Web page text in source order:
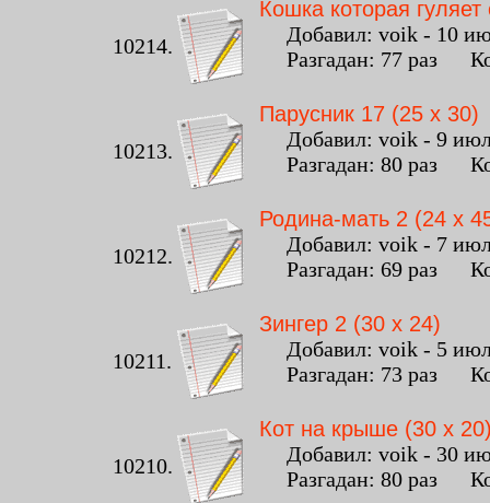
10214.
Кошка которая
Добавил: voik - 10
Разгадан: 77 раз
10213.
Парусник 17 (25 x 30)
Добавил: voik - 9
Разгадан: 80 раз
10212.
Родина-мать 2 (24 x
Добавил: voik - 7
Разгадан: 69 раз
10211.
Зингер 2 (30 x 24)
Добавил: voik - 5
Разгадан: 73 раз
10210.
Кот на крыше (30 x
Добавил: voik - 30
Разгадан: 80 раз